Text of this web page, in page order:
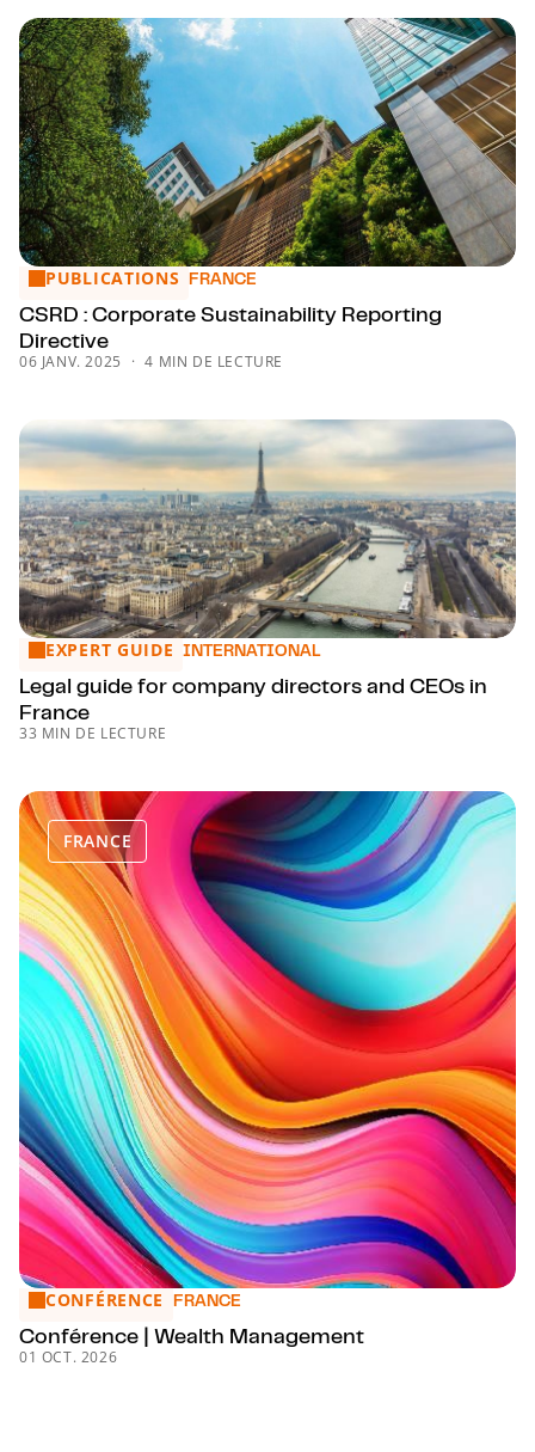
CSRD : Corporate Sustainability Reporting Directive
PUBLICATIONS FRANCE
CSRD : Corporate Sustainability Reporting
Directive
06 JANV. 2025 4 MIN DE LECTURE
Legal guide for company directors and CEOs in France
EXPERT GUIDE INTERNATIONAL
Legal guide for company directors and CEOs in
France
33 MIN DE LECTURE
FRANCE
Conférence | Wealth Management
CONFÉRENCE FRANCE
Conférence | Wealth Management
01 OCT. 2026